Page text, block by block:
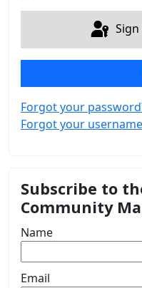
Forgot your
Forgot your
Subscribe to
Community
Name
Email